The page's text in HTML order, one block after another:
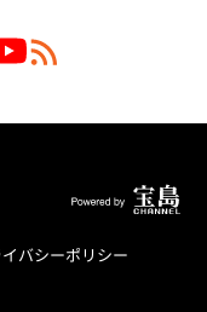
バシーポリシー